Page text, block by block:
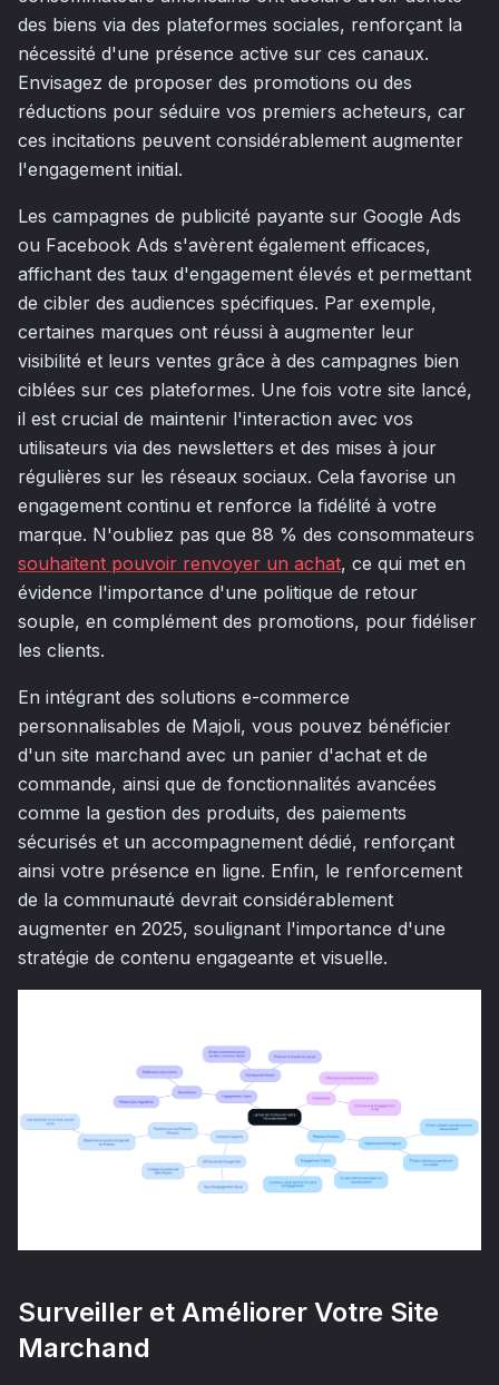
des biens via des plateformes sociales, renforçant la
nécessité d'une présence active sur ces canaux.
Envisagez de proposer des promotions ou des
réductions pour séduire vos premiers acheteurs, car
ces incitations peuvent considérablement augmenter
l'engagement initial.
Les campagnes de publicité payante sur Google Ads
ou Facebook Ads s'avèrent également efficaces,
affichant des taux d'engagement élevés et permettant
de cibler des audiences spécifiques. Par exemple,
certaines marques ont réussi à augmenter leur
visibilité et leurs ventes grâce à des campagnes bien
ciblées sur ces plateformes. Une fois votre site lancé,
il est crucial de maintenir l'interaction avec vos
utilisateurs via des newsletters et des mises à jour
régulières sur les réseaux sociaux. Cela favorise un
engagement continu et renforce la fidélité à votre
marque. N'oubliez pas que 88 % des consommateurs
souhaitent pouvoir renvoyer un achat, ce qui met en
évidence l'importance d'une politique de retour
souple, en complément des promotions, pour fidéliser
les clients.
En intégrant des solutions e-commerce
personnalisables de Majoli, vous pouvez bénéficier
d'un site marchand avec un panier d'achat et de
commande, ainsi que de fonctionnalités avancées
comme la gestion des produits, des paiements
sécurisés et un accompagnement dédié, renforçant
ainsi votre présence en ligne. Enfin, le renforcement
de la communauté devrait considérablement
augmenter en 2025, soulignant l'importance d'une
stratégie de contenu engageante et visuelle.
Surveiller et Améliorer Votre Site
Marchand